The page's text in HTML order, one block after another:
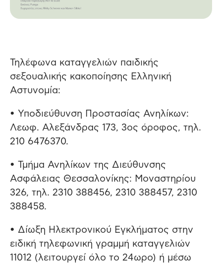
Τηλέφωνα καταγγελιών παιδικής
σεξουαλικής κακοποίησης Ελληνική
Αστυνομία:
• Υποδιεύθυνση Προστασίας Ανηλίκων:
Λεωφ. Αλεξάνδρας 173, 3ος όροφος, τηλ.
210 6476370.
• Τμήμα Ανηλίκων της Διεύθυνσης
Ασφάλειας Θεσσαλονίκης: Μοναστηρίου
326, τηλ. 2310 388456, 2310 388457, 2310
388458.
• Δίωξη Ηλεκτρονικού Εγκλήματος στην
ειδική τηλεφωνική γραμμή καταγγελιών
11012 (λειτουργεί όλο το 24ωρο) ή μέσω